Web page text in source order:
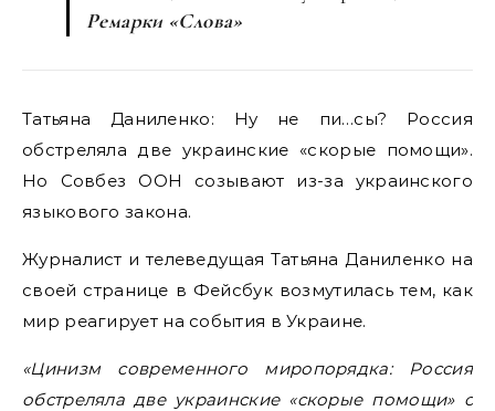
Ремарки «Слова»
Татьяна Даниленко: Ну не пи…сы? Россия
обстреляла две украинские «скорые помощи».
Но Совбез ООН созывают из-за украинского
языкового закона.
Журналист и телеведущая Татьяна Даниленко на
своей странице в Фейсбук возмутилась тем, как
мир реагирует на события в Украине.
«Цинизм современного миропорядка: Россия
обстреляла две украинские «скорые помощи» с